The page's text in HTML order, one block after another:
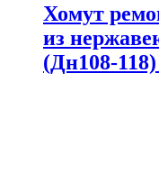
Хомут
из
(Дн108-